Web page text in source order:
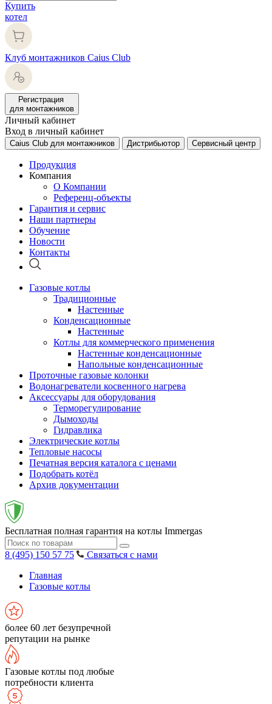
Купить
котел
Клуб монтажников Caius Club
Регистрация
для монтажников
Личный кабинет
Вход в личный кабинет
Caius Club для монтажников Дистрибьютор Сервисный центр
Продукция
Компания
О Компании
Референц-объекты
Гарантия и сервис
Наши партнеры
Обучение
Новости
Контакты
Газовые котлы
Традиционные
Настенные
Конденсационные
Настенные
Котлы для коммерческого применения
Настенные конденсационные
Напольные конденсационные
Проточные газовые колонки
Водонагреватели косвенного нагрева
Аксессуары для оборудования
Терморегулирование
Дымоходы
Гидравлика
Электрические котлы
Тепловые насосы
Печатная версия каталога с ценами
Подобрать котёл
Архив документации
Бесплатная полная гарантия на котлы Immergas
8 (495) 150 57 75
Связаться с нами
Главная
Газовые котлы
более 60 лет безупречной
репутации на рынке
Газовые котлы под любые
потребности клиента